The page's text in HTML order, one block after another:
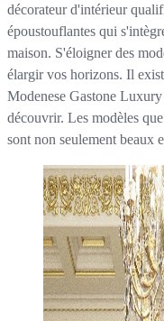
décorateur d'intérieur
époustouflantes qui
maison. S'éloigner des
élargir vos horizons. Il
Modenese Gastone
découvrir. Les modèles
sont non seulement beaux